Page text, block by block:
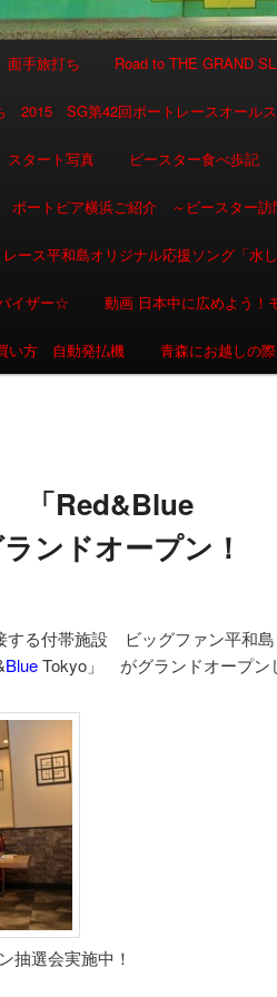
手旅打ち Road to THE
2015 SG第42回ボートレースオール
スタート写真 ピースター食べ歩記
ボートピア横浜ご紹介 ～ピースター訪
ース平和島オリジナル応援ソング「水
イザー☆ 動画 日本中に広めよう！
い方 自動発払機 青森にお越しの
「Red&Blue
ンドオープン！
する付帯施設 ビッグファン平和
BlueTokyo」 がグランドオープン
抽選会実施中！